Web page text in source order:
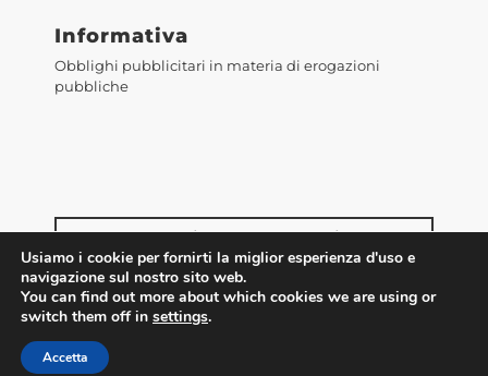
Informativa
Obblighi pubblicitari in materia di erogazioni
pubbliche
Accedi alla WebMail
Usiamo i cookie per fornirti la miglior esperienza d'uso e
navigazione sul nostro sito web.
You can find out more about which cookies we are using or
switch them off in settings.
Accetta